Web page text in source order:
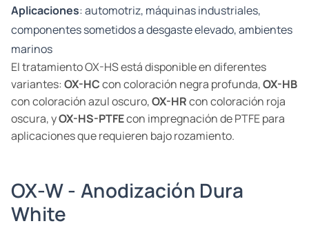
Aplicaciones: automotriz, máquinas industriales,
componentes sometidos a desgaste elevado, ambientes
marinos
El tratamiento OX-HS está disponible en diferentes
variantes: OX-HCcon coloración negra profunda,OX-HB
con coloración azul oscuro,OX-HRcon coloración roja
oscura, yOX-HS-PTFEcon impregnación de PTFE para
aplicaciones que requieren bajo rozamiento.
OX-W - Anodización Dura
White